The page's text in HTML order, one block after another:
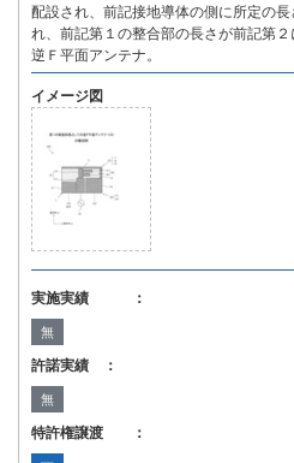
配設され、前記接地導体の側に所定の
れ、前記第１の整合部の長さが前記第
逆Ｆ平面アンテナ。
イメージ図
実施実績 ：
無
許諾実績 ：
無
特許権譲渡 ：